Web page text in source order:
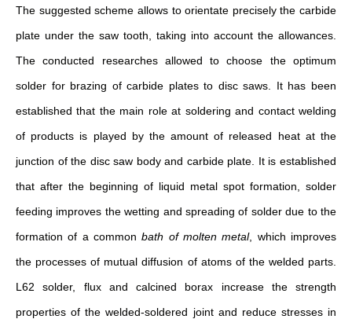
The suggested scheme allows to orientate precisely the carbide
plate under the saw tooth, taking into account the allowances.
The conducted researches allowed to choose the optimum
solder for brazing of carbide plates to disc saws. It has been
established that the main role at soldering and contact welding
of products is played by the amount of released heat at the
junction of the disc saw body and carbide plate. It is established
that after the beginning of liquid metal spot formation, solder
feeding improves the wetting and spreading of solder due to the
formation of a commonbath of molten metal, which improves
the processes of mutual diffusion of atoms of the welded parts.
L62 solder, flux and calcined borax increase the strength
properties of the welded-soldered joint and reduce stresses in